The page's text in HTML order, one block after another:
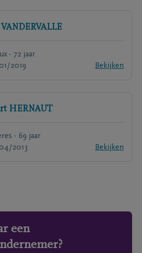
VANDERVALLE
- 72 jaar
2019
Bekijken
HERNAUT
- 69 jaar
2013
Bekijken
een